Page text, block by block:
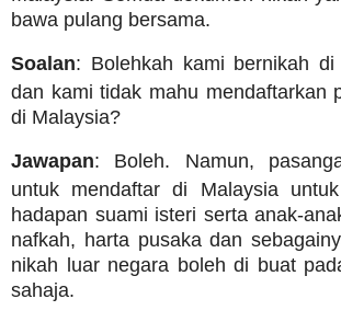
bawa pulang bersama.
Soalan: Bolehkah kami bernikah di
dan kami tidak mahu mendaftarkan
di Malaysia?
Jawapan: Boleh. Namun,
untuk mendaftar di Malaysia
hadapan suami isteri serta anak-
nafkah, harta pusaka dan
nikah luar negara boleh di buat
sahaja.